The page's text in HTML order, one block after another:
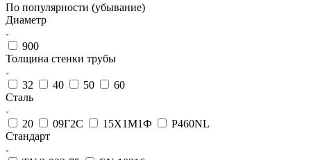
По популярности (убывание)
Диаметр
900
Толщина стенки трубы
32 40 50
60
Сталь
20 09Г2С 15Х1М1Ф
P460NL
Стандарт